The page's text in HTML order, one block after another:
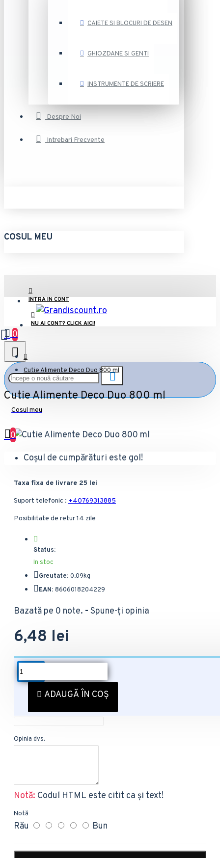
CAIETE SI BLOCURI DE DESEN
GHIOZDANE SI GENTI
INSTRUMENTE DE SCRIERE
Despre Noi
Intrebari Frecvente
COSUL MEU
INTRA IN CONT
NU AI CONT? CLICK AICI!
0
Cosul meu
0
Coșul de cumpărături este gol!
Cutie Alimente Deco Duo 800 ml
Cutie Alimente Deco Duo 800 ml
Taxa fixa de livrare 25 lei
Suport telefonic : +40769313885
Posibilitate de retur 14 zile
Status:
In stoc
Greutate: 0.09kg
EAN: 8606018204229
Bazată pe 0 note. - Spune-ţi opinia
6,48 lei
ADAUGĂ ÎN COȘ
REVIEW-URI
SPUNE-ŢI OPINIA
Opinia dvs.
Notă: Codul HTML este citit ca şi text!
Notă
Rău Bun